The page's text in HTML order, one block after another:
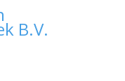
B.V.